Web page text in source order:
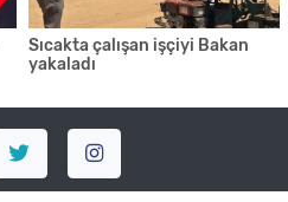
Sıcakta çalışan işçiyi Bakan
yakaladı